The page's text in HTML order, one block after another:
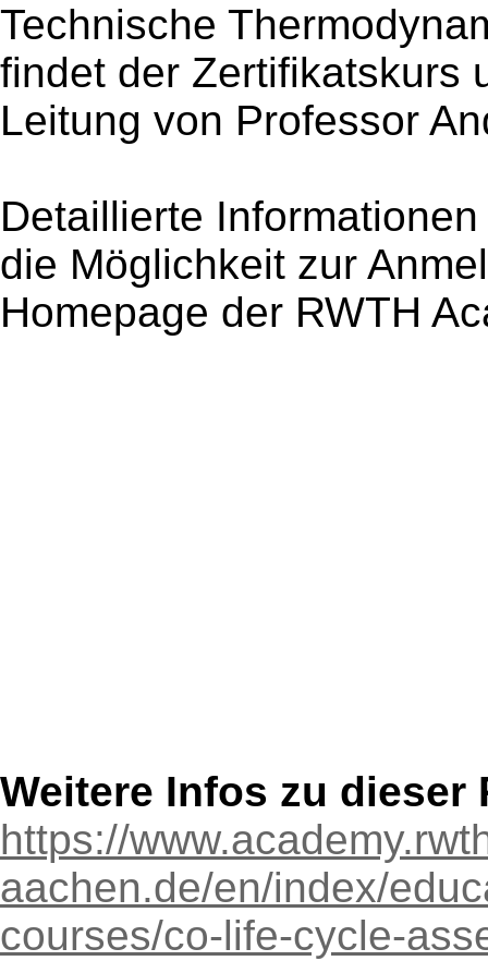
Technische
findet der Zertifikatskurs
Leitung von Professor
Detaillierte
die Möglichkeit zur
Homepage der RWTH
Weitere Infos zu dieser
https://
aachen.de/en/index/
courses/co-life-cycle-